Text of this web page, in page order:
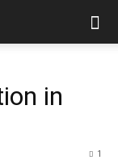
in
1